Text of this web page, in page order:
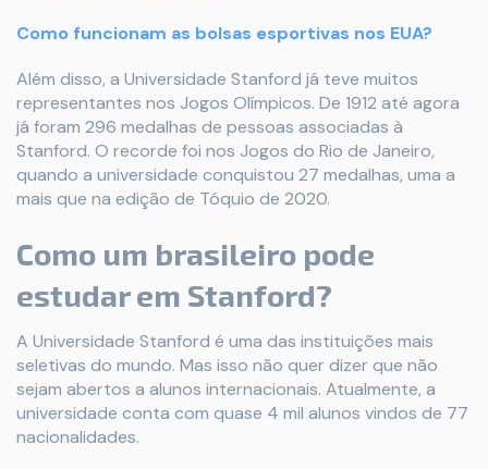
Como funcionam as bolsas esportivas nos EUA?
Além disso, a Universidade Stanford já teve muitos
representantes nos Jogos Olímpicos. De 1912 até agora
já foram 296 medalhas de pessoas associadas à
Stanford. O recorde foi nos Jogos do Rio de Janeiro,
quando a universidade conquistou 27 medalhas, uma a
mais que na edição de Tóquio de 2020.
Como um brasileiro pode
estudar em Stanford?
A Universidade Stanford é uma das instituições mais
seletivas do mundo. Mas isso não quer dizer que não
sejam abertos a alunos internacionais. Atualmente, a
universidade conta com quase 4 mil alunos vindos de 77
nacionalidades.